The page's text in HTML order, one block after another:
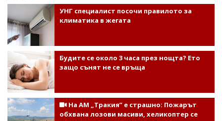
УНГ специалист посочи правилото за
климатика в жегата
Будите се около 3 часа през нощта? Ето
защо сънят не се връща
На АМ „Тракия” е страшно: Пожарът
обхвана лозови масиви, хеликоптер се